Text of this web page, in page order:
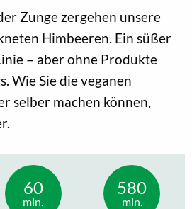
Zunge zergehen unsere
Himbeeren. Ein süßer
– aber ohne Produkte
Wie Sie die veganen
selber machen können,
60
min.
580
min.